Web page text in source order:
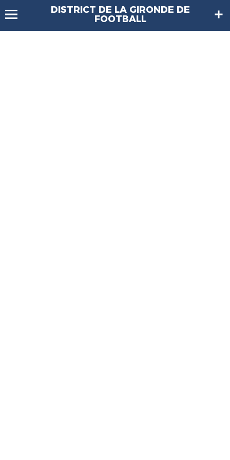
DISTRICT DE LA GIRONDE DE
FOOTBALL